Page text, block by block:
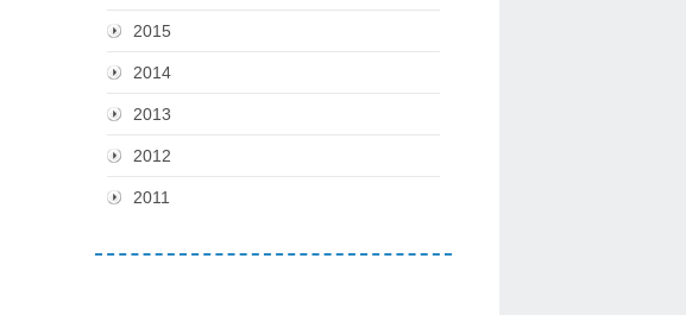
2015
2014
2013
2012
2011